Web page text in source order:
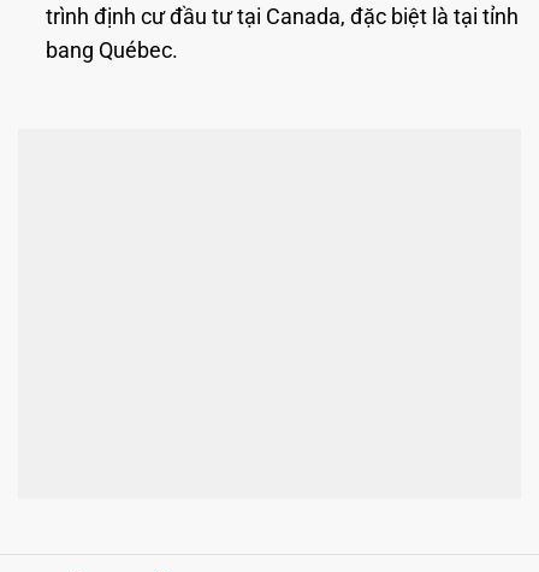
trình định cư đầu tư tại Canada, đặc biệt là tại tỉnh
bang Québec.